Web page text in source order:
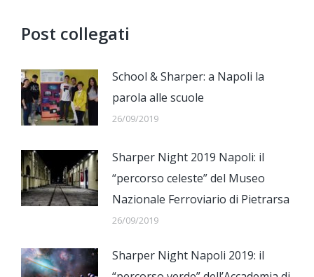
Post collegati
School & Sharper: a Napoli la
parola alle scuole
26/09/2019
Sharper Night 2019 Napoli: il
“percorso celeste” del Museo
Nazionale Ferroviario di Pietrarsa
26/09/2019
Sharper Night Napoli 2019: il